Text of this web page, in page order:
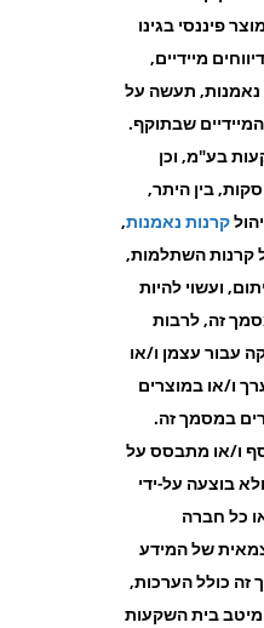
פיננסי בגינו
מיידיים,
נאמנות, תעשה על
שבתוקף.
בע"מ, וכן
בין היתר,
קרנות נאמנות,
קרנות השתלמות,
ועשוי להיות
זה, לרבות
עבור עצמן ו/או
ו/או במוצרים
במסמך זה.
ו/או מתבסס על
בוצעה על-ידי
כל חברה
של המידע
כולל הערכות,
מיטב בית השקעות